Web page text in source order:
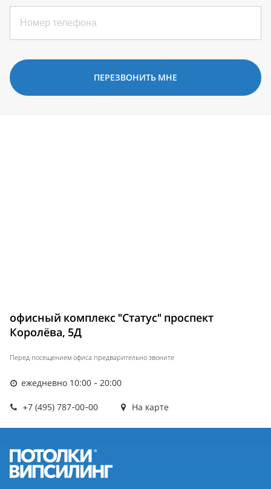
ПЕРЕЗВОНИТЬ МНЕ
офисный комплекс "Статус" проспект
Королёва, 5Д
Перед посещением офиса предварительно звоните
ежедневно 10:00 - 20:00
+7 (495) 787-00-00 На карте